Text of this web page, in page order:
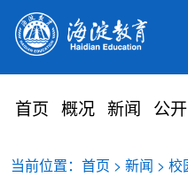
首页 概况 新闻 公开
当前位置： 首页 > 新闻 > 校